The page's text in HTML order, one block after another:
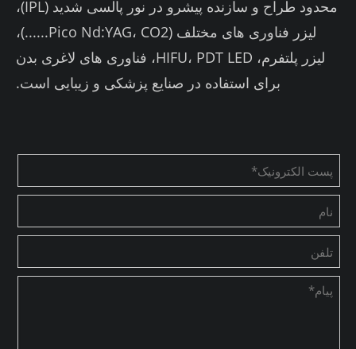
محدود طراح و سازنده پیشرو در نور پالسی شدید (IPL)،
لیزر فناوری های مختلف (Pico Nd:YAG، CO2......)،
لیزر پلتفرم، HIFU، PDT LED، فناوری های لاغری بدن
برای استفاده در صنایع پزشکی و زیبایی است.